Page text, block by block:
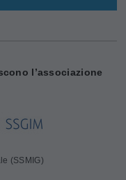
l’associazione
(SSMIG)